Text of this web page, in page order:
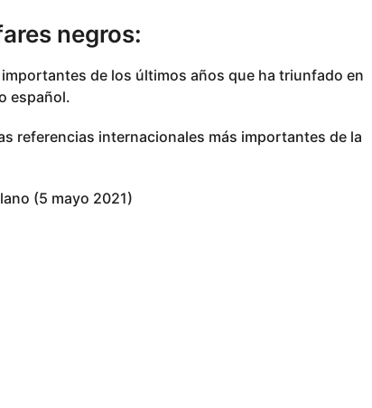
negros:
de los últimos años que ha triunfado en
español.
referencias internacionales más importantes de la
(5 mayo 2021)